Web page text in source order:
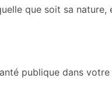
que soit sa nature,
publique dans votre